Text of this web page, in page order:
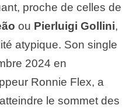
proche de celles de
ou Pierluigi Gollini,
atypique. Son single
2024 en
Ronnie Flex, a
le sommet des